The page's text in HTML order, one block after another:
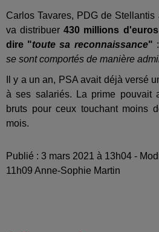
Carlos Tavares, PDG de Stellantis
va distribuer430 millions
dire "toute sa reconnaissance"
se sont comportés de manière
Il y a un an, PSA avait déjà versé
à ses salariés. La prime pouvait
bruts pour ceux touchant moins
mois.
Publié : 3 mars 2021 à 13h04 -
11h09 Anne-Sophie Martin